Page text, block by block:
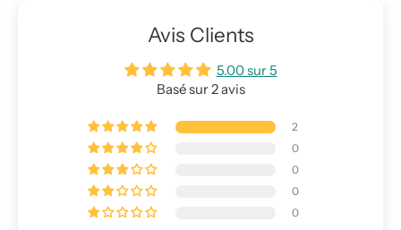
Avis Clients
5.00 sur 5
Basé sur 2 avis
2
0
0
0
0